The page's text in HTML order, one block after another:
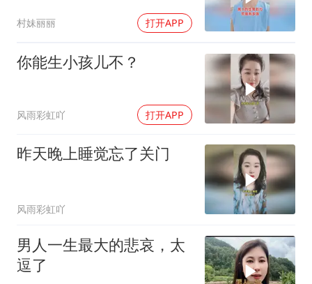
村妹丽丽 打开APP
你能生小孩儿不？
风雨彩虹吖 打开APP
昨天晚上睡觉忘了关门
风雨彩虹吖
男人一生最大的悲哀，太
逗了